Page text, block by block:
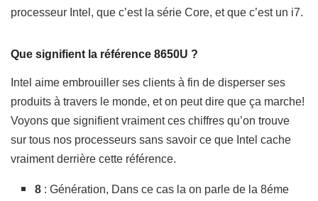
processeur Intel, que c’est la série Core, et que c’est un i7.
Que signifient la référence 8650U ?
Intel aime embrouiller ses clients à fin de disperser ses
produits à travers le monde, et on peut dire que ça marche!
Voyons que signifient vraiment ces chiffres qu’on trouve
sur tous nos processeurs sans savoir ce que Intel cache
vraiment derrière cette référence.
8 : Génération, Dans ce cas la on parle de la 8éme